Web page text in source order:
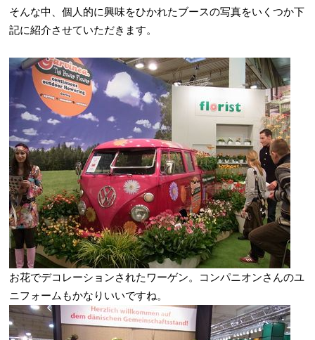
そんな中、個人的に興味をひかれたブースの写真をいくつか下
記に紹介させていただきます。
お花でデコレーションされたワーゲン。コンパニオンさんのユ
ニフォームもかなりいいですね。